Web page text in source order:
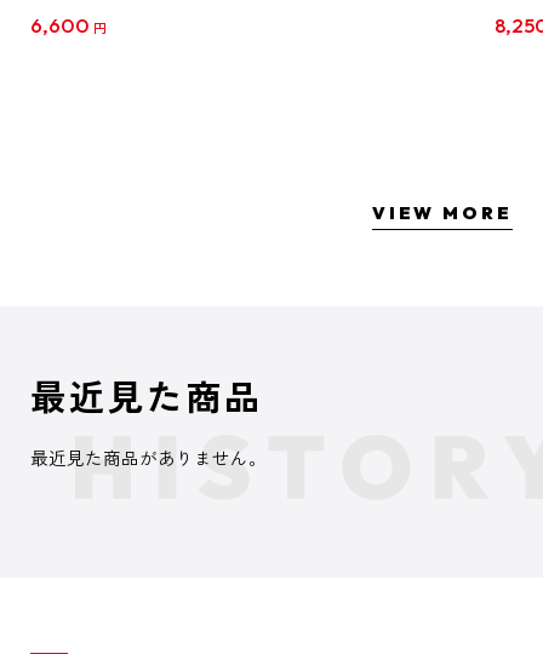
6,600 円
クリ
VIEW MORE
最近見た商品
最近見た商品がありません。